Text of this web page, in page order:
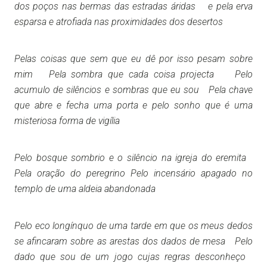
dos poços nas bermas das estradas áridas e pela erva
esparsa e atrofiada nas proximidades dos desertos
Pelas coisas que sem que eu dê por isso pesam sobre
mim Pela sombra que cada coisa projecta Pelo
acumulo de silêncios e sombras que eu sou Pela chave
que abre e fecha uma porta e pelo sonho que é uma
misteriosa forma de vigília
Pelo bosque sombrio e o silêncio na igreja do eremita
Pela oração do peregrino Pelo incensário apagado no
templo de uma aldeia abandonada
Pelo eco longínquo de uma tarde em que os meus dedos
se afincaram sobre as arestas dos dados de mesa Pelo
dado que sou de um jogo cujas regras desconheço